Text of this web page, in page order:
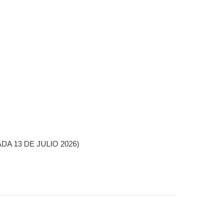
13 DE JULIO 2026)